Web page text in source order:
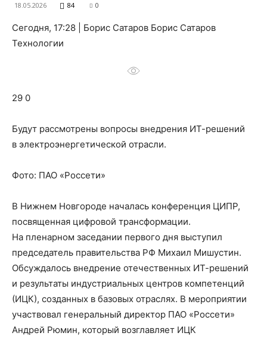
нем
18.05.2026 84 0
Сегодня, 17:28 | Борис Сатаров Борис Сатаров
Технологии
29 0
Будут рассмотрены вопросы внедрения ИТ-решений
в электроэнергетической отрасли.
Фото: ПАО «Россети»
В Нижнем Новгороде началась конференция ЦИПР,
посвященная цифровой трансформации.
На пленарном заседании первого дня выступил
председатель правительства РФ Михаил Мишустин.
Обсуждалось внедрение отечественных ИТ-решений
и результаты индустриальных центров компетенций
(ИЦК), созданных в базовых отраслях. В мероприятии
участвовал генеральный директор ПАО «Россети»
Андрей Рюмин, который возглавляет ИЦК